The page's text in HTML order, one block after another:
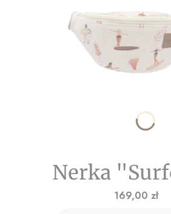
Nerka
welur
Cena
169,00 zł